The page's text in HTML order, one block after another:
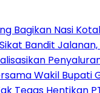
Bagikan Nasi
Bandit
Wakil
Tegas Hentikan